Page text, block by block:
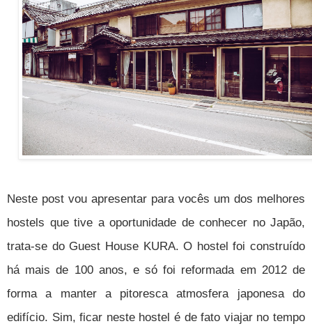
Neste post vou apresentar para vocês um dos melhores
hostels que tive a oportunidade de conhecer no Japão,
trata-se do Guest House KURA. O hostel foi construído
há mais de 100 anos, e só foi reformada em 2012 de
forma a manter a pitoresca atmosfera japonesa do
edifício. Sim, ficar neste hostel é de fato viajar no tempo